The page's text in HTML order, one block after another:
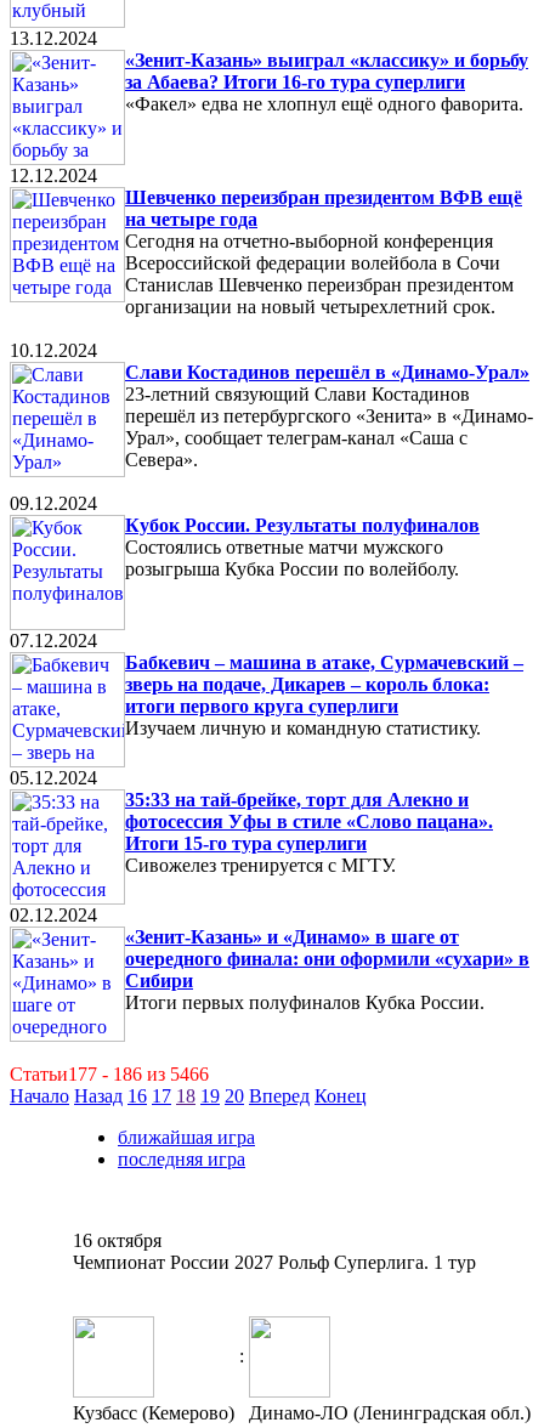
13.12.2024
«Зенит-Казань» выиграл «классику» и борьбу
за Абаева? Итоги 16-го тура суперлиги
«Факел» едва не хлопнул ещё одного фаворита.
12.12.2024
Шевченко переизбран президентом ВФВ ещё
на четыре года
Сегодня на отчетно-выборной конференция
Всероссийской федерации волейбола в Сочи
Станислав Шевченко переизбран президентом
организации на новый четырехлетний срок.
10.12.2024
Слави Костадинов перешёл в «Динамо-Урал»
23-летний связующий Слави Костадинов
перешёл из петербургского «Зенита» в «Динамо-
Урал», сообщает телеграм-канал «Саша с
Севера».
09.12.2024
Кубок России. Результаты полуфиналов
Состоялись ответные матчи мужского
розыгрыша Кубка России по волейболу.
07.12.2024
Бабкевич – машина в атаке, Сурмачевский –
зверь на подаче, Дикарев – король блока:
итоги первого круга суперлиги
Изучаем личную и командную статистику.
05.12.2024
35:33 на тай-брейке, торт для Алекно и
фотосессия Уфы в стиле «Слово пацана».
Итоги 15-го тура суперлиги
Сивожелез тренируется с МГТУ.
02.12.2024
«Зенит-Казань» и «Динамо» в шаге от
очередного финала: они оформили «сухари» в
Сибири
Итоги первых полуфиналов Кубка России.
Статьи177 - 186 из 5466
Начало Назад 16 17 18 19 20 Вперед Конец
ближайшая игра
последняя игра
16 октября
Чемпионат России 2027 Рольф Суперлига. 1 тур
:
Кузбасс (Кемерово) Динамо-ЛО (Ленинградская обл.)